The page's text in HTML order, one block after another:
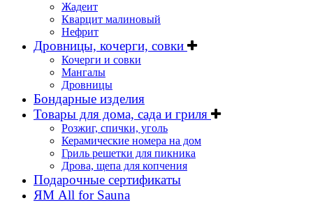
Жадеит
Кварцит малиновый
Нефрит
Дровницы, кочерги, совки
Кочерги и совки
Мангалы
Дровницы
Бондарные изделия
Товары для дома, сада и гриля
Розжиг, спички, уголь
Керамические номера на дом
Гриль решетки для пикника
Дрова, щепа для копчения
Подарочные сертификаты
ЯМ All for Sauna